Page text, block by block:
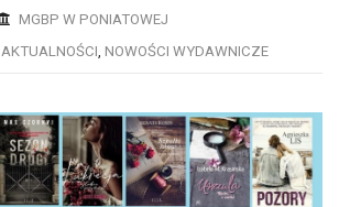
MGBP W PONIATOWEJ
AKTUALNOŚCI, NOWOŚCI WYDAWNICZE